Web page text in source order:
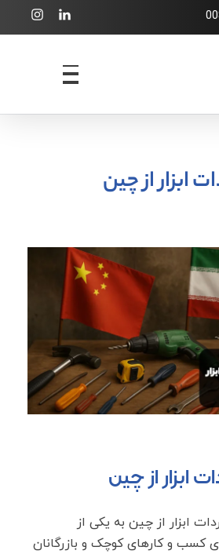
ابزار از چین
ابزار از چین
ابزار از چین به یکی از
کسب‌ و کارهای کوچک و بازرگانان